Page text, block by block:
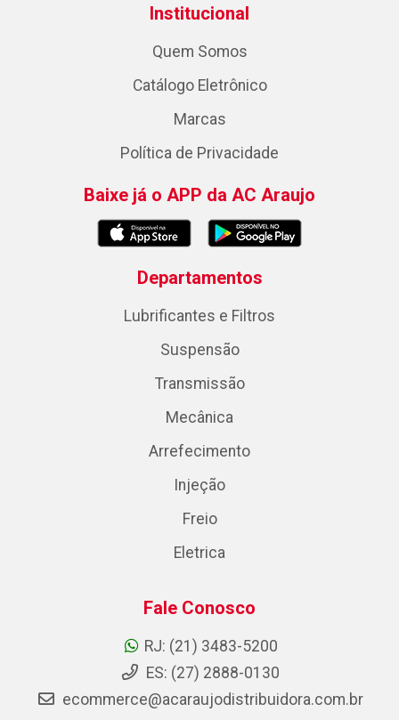
Institucional
Quem Somos
Catálogo Eletrônico
Marcas
Política de Privacidade
Baixe já o APP da AC Araujo
Departamentos
Lubrificantes e Filtros
Suspensão
Transmissão
Mecânica
Arrefecimento
Injeção
Freio
Eletrica
Fale Conosco
RJ: (21) 3483-5200
ES: (27) 2888-0130
ecommerce@acaraujodistribuidora.com.br